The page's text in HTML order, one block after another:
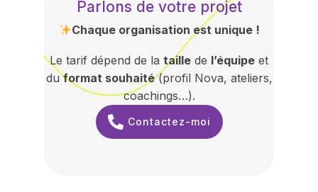
Parlons de votre projet
Chaque organisation est unique !
Le tarif dépend de la taille de l’équipe et
duformat souhaité(profil Nova, ateliers,
coachings…).
Contactez-moi